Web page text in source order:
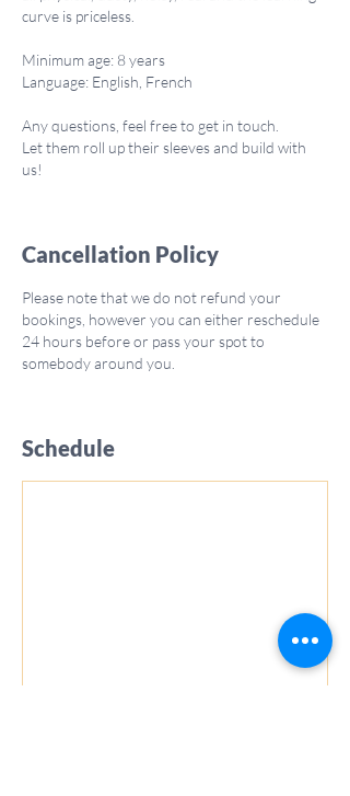
curve is priceless.
Minimum age: 8 years
Language: English, French
Any questions, feel free to get in touch.
Let them roll up their sleeves and build with
Cancellation Policy
Please note that we do not refund your
bookings, however you can either reschedule
24 hours before or pass your spot to
somebody around you.
Schedule